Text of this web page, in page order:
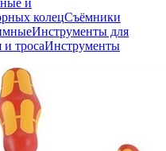
и
колецСъёмники
Инструменты для
тросаИнструменты